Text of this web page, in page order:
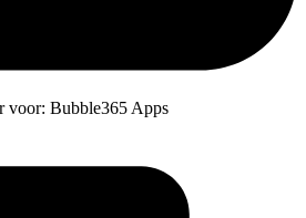
voor: Bubble365 Apps